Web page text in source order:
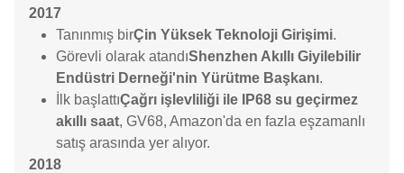
2017
Tanınmış birÇin Yüksek Teknoloji Girişimi.
Görevli olarak atandıShenzhen Akıllı Giyilebilir
Endüstri Derneği'nin Yürütme Başkanı.
İlk başlattıÇağrı işlevliliği ile IP68 su geçirmez
akıllı saat, GV68, Amazon'da en fazla eşzamanlı
satış arasında yer alıyor.
2018